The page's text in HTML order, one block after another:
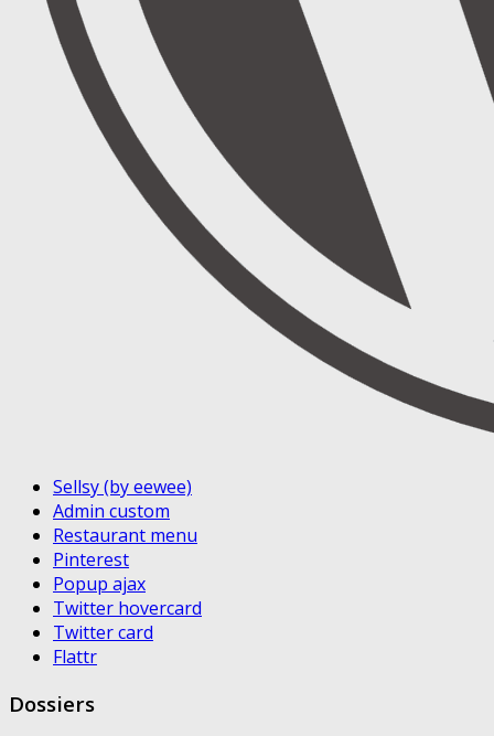
Sellsy (by eewee)
Admin custom
Restaurant menu
Pinterest
Popup ajax
Twitter hovercard
Twitter card
Flattr
Dossiers